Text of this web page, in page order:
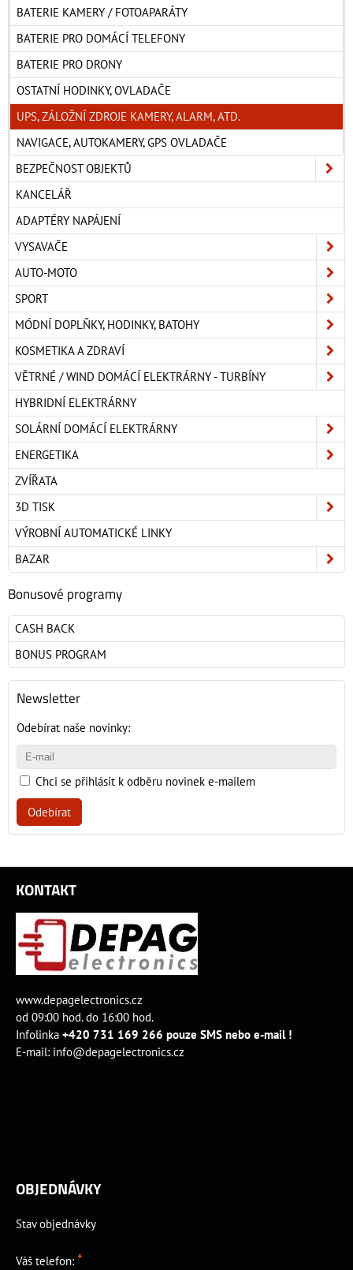
BATERIE KAMERY / FOTOAPARÁTY
BATERIE PRO DOMÁCÍ TELEFONY
BATERIE PRO DRONY
OSTATNÍ HODINKY, OVLADAČE
UPS, ZÁLOŽNÍ ZDROJE KAMERY, ALARM, ATD.
NAVIGACE, AUTOKAMERY, GPS OVLADAČE
BEZPEČNOST OBJEKTŮ
KANCELÁŘ
ADAPTÉRY NAPÁJENÍ
VYSAVAČE
AUTO-MOTO
SPORT
MÓDNÍ DOPLŇKY, HODINKY, BATOHY
KOSMETIKA A ZDRAVÍ
VĚTRNÉ / WIND DOMÁCÍ ELEKTRÁRNY - TURBÍNY
HYBRIDNÍ ELEKTRÁRNY
SOLÁRNÍ DOMÁCÍ ELEKTRÁRNY
ENERGETIKA
ZVÍŘATA
3D TISK
VÝROBNÍ AUTOMATICKÉ LINKY
BAZAR
Bonusové programy
CASH BACK
BONUS PROGRAM
Newsletter
Odebírat naše novinky:
Chci se přihlásit k odběru novinek e-mailem
Odebírat
KONTAKT
www.depagelectronics.cz
od 09:00 hod. do 16:00 hod.
Infolinka +420 731 169 266 pouze SMS nebo e-mail !
E-mail: info@depagelectronics.cz
OBJEDNÁVKY
Stav objednávky
Váš telefon: *